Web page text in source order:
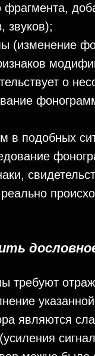
фрагмента,
звуков);
(изменение
о
в подобных
требуют
являются